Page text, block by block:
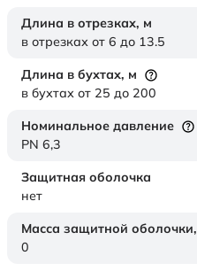
Длина в отрезках, м
в отрезках от 6 до 13.5
Длина в бухтах, м
в бухтах от 25 до 200
Номинальное давление
PN 6,3
Защитная оболочка
нет
Масса защитной оболочки,
0